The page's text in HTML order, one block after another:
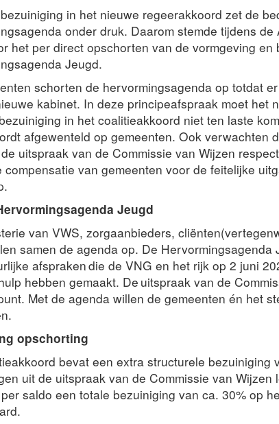
in het nieuwe regeerakkoord zet de
onder druk. Daarom stemde tijdens
het per direct opschorten van de vormgeving en
Jeugd.
schorten de hervormingsagenda op totdat
kabinet. In deze principeafspraak moet het
in het coalitieakkoord niet ten laste
afgewenteld op gemeenten. Ook verwachten
uitspraak van de Commissie van Wijzen
compensatie van gemeenten voor de feitelijke
Jeugd
van VWS, zorgaanbieders,
samen de agenda op. De
afspraken die de VNG en het rijk op 2 juni
hebben gemaakt. De uitspraak van de
Met de agenda willen de gemeenten én het
opschorting
bevat een extra structurele bezuiniging
uit de uitspraak van de Commissie van
saldo een totale bezuiniging van ca. 30% op